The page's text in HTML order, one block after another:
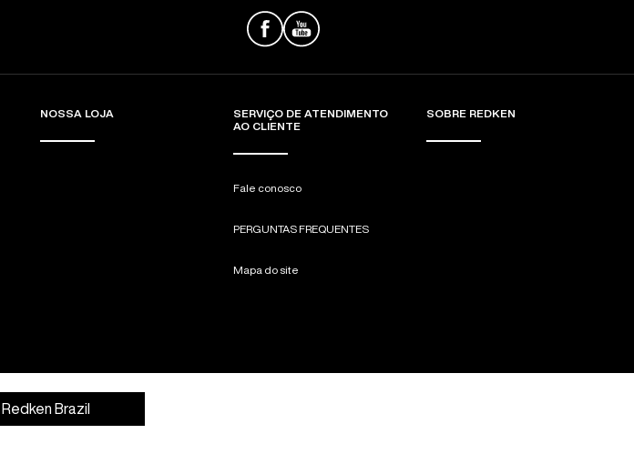
NOSSA LOJA
SERVIÇO DE ATENDIMENTO
AO CLIENTE
Fale conosco
PERGUNTAS FREQUENTES
Mapa do site
SOBRE REDKEN
Redken Brazil